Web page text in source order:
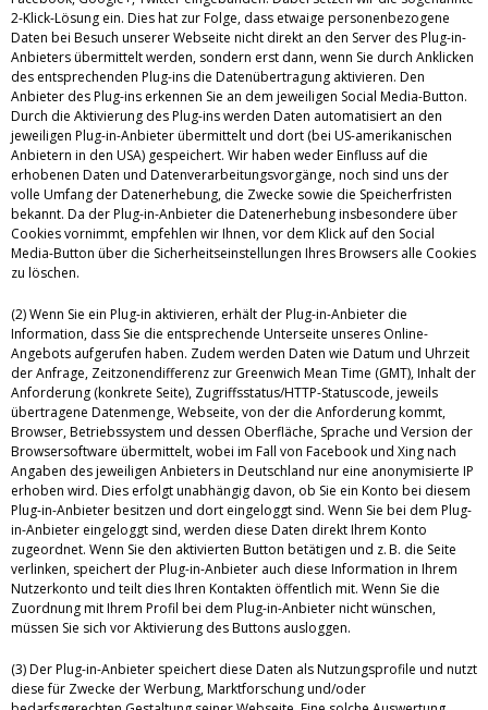
2-Klick-Lösung ein. Dies hat zur Folge, dass etwaige personenbezogene
Daten bei Besuch unserer Webseite nicht direkt an den Server des Plug-in-
Anbieters übermittelt werden, sondern erst dann, wenn Sie durch Anklicken
des entsprechenden Plug-ins die Datenübertragung aktivieren. Den
Anbieter des Plug-ins erkennen Sie an dem jeweiligen Social Media-Button.
Durch die Aktivierung des Plug-ins werden Daten automatisiert an den
jeweiligen Plug-in-Anbieter übermittelt und dort (bei US-amerikanischen
Anbietern in den USA) gespeichert. Wir haben weder Einfluss auf die
erhobenen Daten und Datenverarbeitungsvorgänge, noch sind uns der
volle Umfang der Datenerhebung, die Zwecke sowie die Speicherfristen
bekannt. Da der Plug-in-Anbieter die Datenerhebung insbesondere über
Cookies vornimmt, empfehlen wir Ihnen, vor dem Klick auf den Social
Media-Button über die Sicherheitseinstellungen Ihres Browsers alle Cookies
zu löschen.
(2) Wenn Sie ein Plug-in aktivieren, erhält der Plug-in-Anbieter die
Information, dass Sie die entsprechende Unterseite unseres Online-
Angebots aufgerufen haben. Zudem werden Daten wie Datum und Uhrzeit
der Anfrage, Zeitzonendifferenz zur Greenwich Mean Time (GMT), Inhalt der
Anforderung (konkrete Seite), Zugriffsstatus/HTTP-Statuscode, jeweils
übertragene Datenmenge, Webseite, von der die Anforderung kommt,
Browser, Betriebssystem und dessen Oberfläche, Sprache und Version der
Browsersoftware übermittelt, wobei im Fall von Facebook und Xing nach
Angaben des jeweiligen Anbieters in Deutschland nur eine anonymisierte IP
erhoben wird. Dies erfolgt unabhängig davon, ob Sie ein Konto bei diesem
Plug-in-Anbieter besitzen und dort eingeloggt sind. Wenn Sie bei dem Plug-
in-Anbieter eingeloggt sind, werden diese Daten direkt Ihrem Konto
zugeordnet. Wenn Sie den aktivierten Button betätigen und z. B. die Seite
verlinken, speichert der Plug-in-Anbieter auch diese Information in Ihrem
Nutzerkonto und teilt dies Ihren Kontakten öffentlich mit. Wenn Sie die
Zuordnung mit Ihrem Profil bei dem Plug-in-Anbieter nicht wünschen,
müssen Sie sich vor Aktivierung des Buttons ausloggen.
(3) Der Plug-in-Anbieter speichert diese Daten als Nutzungsprofile und nutzt
diese für Zwecke der Werbung, Marktforschung und/oder